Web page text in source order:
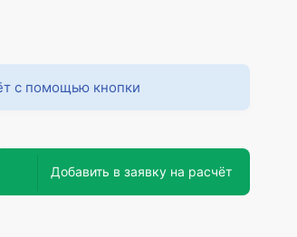
с помощью кнопки
Добавить в заявку на расчёт